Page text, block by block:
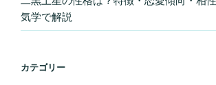
気学で解説
カテゴリー